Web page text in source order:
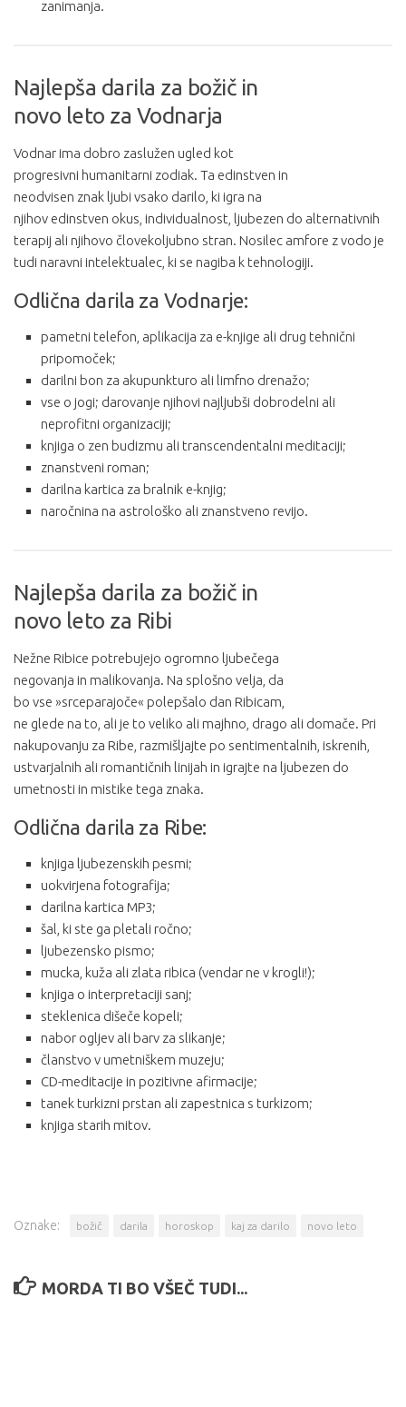
zanimanja.
Najlepša darila za božič in
novo leto za Vodnarja
Vodnar ima dobro zaslužen ugled kot
progresivni humanitarni zodiak. Ta edinstven in
neodvisen znak ljubi vsako darilo, ki igra na
njihov edinstven okus, individualnost, ljubezen do alternativnih
terapij ali njihovo človekoljubno stran. Nosilec amfore z vodo je
tudi naravni intelektualec, ki se nagiba k tehnologiji.
Odlična darila za Vodnarje:
pametni telefon, aplikacija za e-knjige ali drug tehnični
pripomoček;
darilni bon za akupunkturo ali limfno drenažo;
vse o jogi; darovanje njihovi najljubši dobrodelni ali
neprofitni organizaciji;
knjiga o zen budizmu ali transcendentalni meditaciji;
znanstveni roman;
darilna kartica za bralnik e-knjig;
naročnina na astrološko ali znanstveno revijo.
Najlepša darila za božič in
novo leto za Ribi
Nežne Ribice potrebujejo ogromno ljubečega
negovanja in malikovanja. Na splošno velja, da
bo vse »srceparajoče« polepšalo dan Ribicam,
ne glede na to, ali je to veliko ali majhno, drago ali domače. Pri
nakupovanju za Ribe, razmišljajte po sentimentalnih, iskrenih,
ustvarjalnih ali romantičnih linijah in igrajte na ljubezen do
umetnosti in mistike tega znaka.
Odlična darila za Ribe:
knjiga ljubezenskih pesmi;
uokvirjena fotografija;
darilna kartica MP3;
šal, ki ste ga pletali ročno;
ljubezensko pismo;
mucka, kuža ali zlata ribica (vendar ne v krogli!);
knjiga o interpretaciji sanj;
steklenica dišeče kopeli;
nabor ogljev ali barv za slikanje;
članstvo v umetniškem muzeju;
CD-meditacije in pozitivne afirmacije;
tanek turkizni prstan ali zapestnica s turkizom;
knjiga starih mitov.
Oznake: božič darila horoskop kaj za darilo novo leto
MORDA TI BO VŠEČ TUDI...